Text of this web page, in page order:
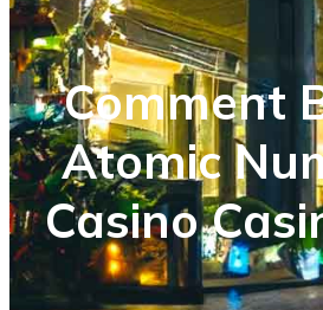
Comment
Atomic
Casino